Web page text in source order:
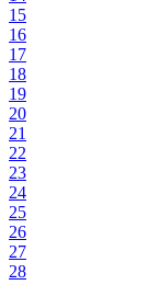
15
16
17
18
19
20
21
22
23
24
25
26
27
28